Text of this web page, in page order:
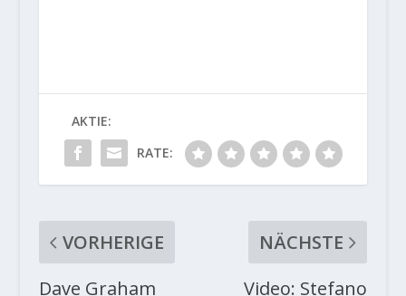
AKTIE:
RATE:
VORHERIGE
Dave Graham
NÄCHSTE
Video: Stefano